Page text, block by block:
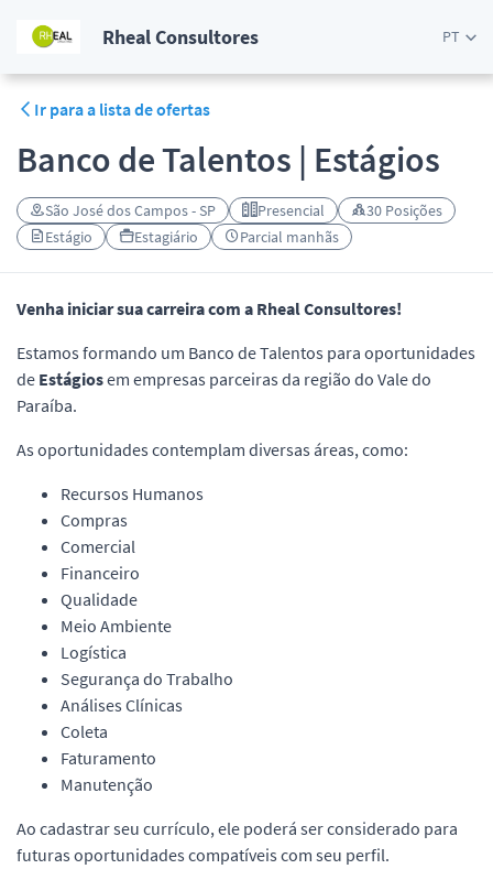
Rheal Consultores PT
Ir para a lista de ofertas
Banco de Talentos | Estágios
São José dos Campos - SP Presencial
30 Posições
Estágio
Estagiário Parcial manhãs
Venha iniciar sua carreira com a Rheal Consultores!
Estamos formando um Banco de Talentos para oportunidades
de Estágiosem empresas parceiras da região do Vale do
Paraíba.
As oportunidades contemplam diversas áreas, como:
Recursos Humanos
Compras
Comercial
Financeiro
Qualidade
Meio Ambiente
Logística
Segurança do Trabalho
Análises Clínicas
Coleta
Faturamento
Manutenção
Ao cadastrar seu currículo, ele poderá ser considerado para
futuras oportunidades compatíveis com seu perfil.